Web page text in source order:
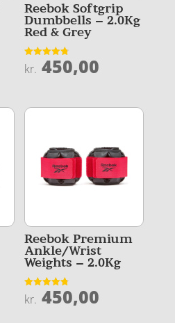
Reebok Softgrip
Dumbbells – 2.0Kg
Red & Grey
Vurderet
4.8
kr. 450,00
Reebok Premium
Ankle/Wrist
Weights – 2.0Kg
Vurderet
4.8
kr. 450,00